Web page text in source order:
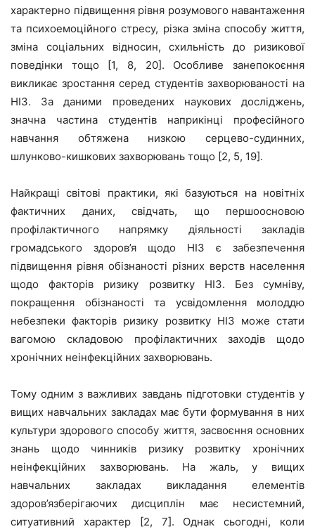
характерно підвищення рівня розумового навантаження
та психоемоційного стресу, різка зміна способу життя,
зміна соціальних відносин, схильність до ризикової
поведінки тощо [1, 8, 20]. Особливе занепокоєння
викликає зростання серед студентів захворюваності на
НІЗ. За даними проведених наукових досліджень,
значна частина студентів наприкінці професійного
навчання обтяжена низкою серцево-судинних,
шлунково-кишкових захворювань тощо [2, 5, 19].
Найкращі світові практики, які базуються на новітніх
фактичних даних, свідчать, що першоосновою
профілактичного напрямку діяльності закладів
громадського здоров’я щодо НІЗ є забезпечення
підвищення рівня обізнаності різних верств населення
щодо факторів ризику розвитку НІЗ. Без сумніву,
покращення обізнаності та усвідомлення молоддю
небезпеки факторів ризику розвитку НІЗ може стати
вагомою складовою профілактичних заходів щодо
хронічних неінфекційних захворювань.
Тому одним з важливих завдань підготовки студентів у
вищих навчальних закладах має бути формування в них
культури здорового способу життя, засвоєння основних
знань щодо чинників ризику розвитку хронічних
неінфекційних захворювань. На жаль, у вищих
навчальних закладах викладання елементів
здоров’язберігаючих дисциплін має несистемний,
ситуативний характер [2, 7]. Однак сьогодні, коли